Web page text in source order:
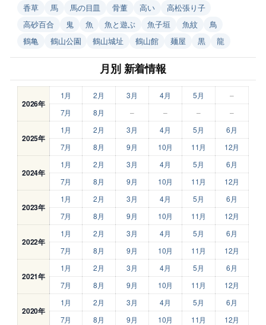
香草
馬 馬の目皿 骨董 高い
高松張り子
高砂百合
鬼 魚 魚と遊ぶ 魚子垣 魚紋
鳥
鶴亀
鶴山公園 鶴山城址 鶴山館 麺屋 黒 龍
月別 新着情報
2026年
1月 2月 3月 4月 5月
–
7月
8月 – – – –
2025年
1月 2月 3月 4月 5月
6月
7月
8月 9月 10月 11月 12月
2024年
1月 2月 3月 4月 5月
6月
7月
8月 9月 10月 11月 12月
2023年
1月 2月 3月 4月 5月
6月
7月
8月 9月 10月 11月 12月
2022年
1月 2月 3月 4月 5月
6月
7月
8月 9月 10月 11月 12月
2021年
1月 2月 3月 4月 5月
6月
7月
8月 9月 10月 11月 12月
2020年
1月 2月 3月 4月 5月
6月
7月
8月 9月 10月 11月 12月